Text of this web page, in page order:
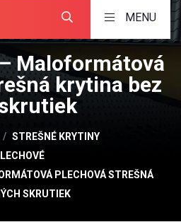
MENU
– Maloformátová
krytina bez
STREŠNÉ KRYTINY
PLECHOVÁ STREŠNÁ
SKRUTIEK